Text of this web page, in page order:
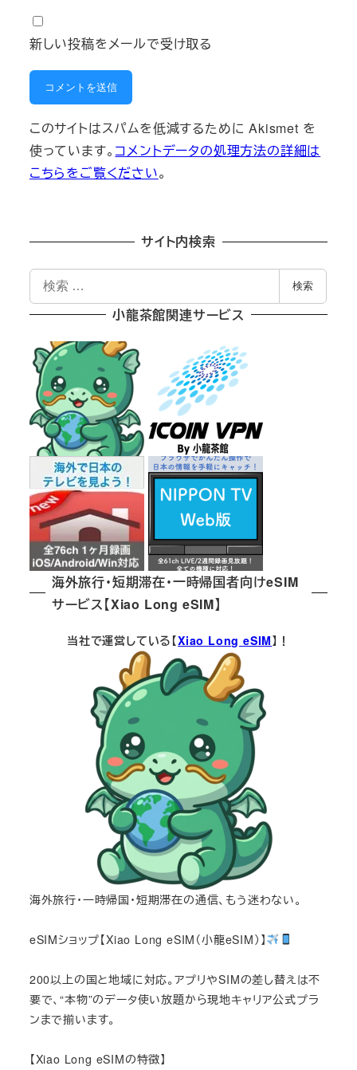
新しい投稿をメールで受け取る
このサイトはスパムを低減するために Akismet を
使っています。 コメントデータの処理方法の詳細は
こちらをご覧ください。
サイト内検索
検
索
検索
小龍茶館関連サービス
海外旅行・短期滞在・一時帰国者向けeSIM
サービス【Xiao Long eSIM】
当社で運営している【Xiao Long eSIM】！
海外旅行・一時帰国・短期滞在の通信、もう迷わない。
eSIMショップ【Xiao Long eSIM（小龍eSIM）】
200以上の国と地域に対応。アプリやSIMの差し替えは不
要で、“本物”のデータ使い放題から現地キャリア公式プラ
ンまで揃います。
【Xiao Long eSIMの特徴】